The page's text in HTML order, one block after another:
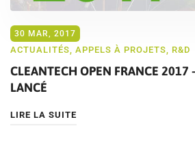
30 MAR, 2017
ACTUALITÉS, APPELS À PROJETS, R&D
CLEANTECH OPEN FRANCE 2017
LANCÉ
LIRE LA SUITE